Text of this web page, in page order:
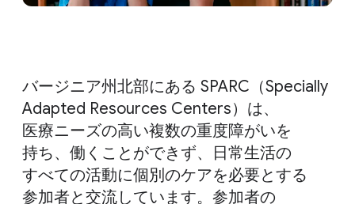
バージニア州北部に​ある SPARC​（Specially
Adapted Resources Centers）は、​
医療ニーズの​高い​複数の​重度障が​いを​
持ち、​働く​ことができず、​日常生活の​
すべての​活動に​個別の​ケアを​必要と​する​
参加者と​交流しています。​参加者の​